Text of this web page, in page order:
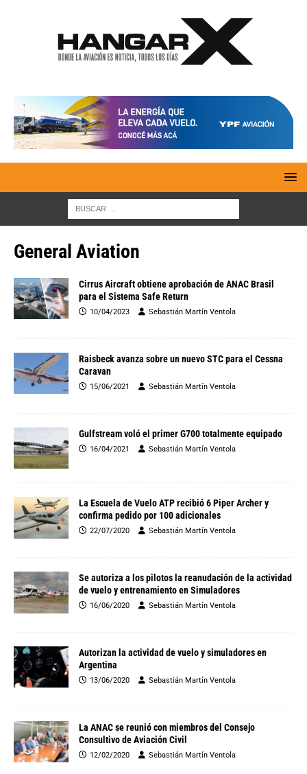
General Aviation
Cirrus Aircraft obtiene aprobación de ANAC Brasil
para el Sistema Safe Return
10/04/2023 Sebastián Martín Ventola
Raisbeck avanza sobre un nuevo STC para el Cessna
Caravan
15/06/2021 Sebastián Martín Ventola
Gulfstream voló el primer G700 totalmente equipado
16/04/2021 Sebastián Martín Ventola
La Escuela de Vuelo ATP recibió 6 Piper Archer y
confirma pedido por 100 adicionales
22/07/2020 Sebastián Martín Ventola
Se autoriza a los pilotos la reanudación de la actividad
de vuelo y entrenamiento en Simuladores
16/06/2020 Sebastián Martín Ventola
Autorizan la actividad de vuelo y simuladores en
Argentina
13/06/2020 Sebastián Martín Ventola
La ANAC se reunió con miembros del Consejo
Consultivo de Aviación Civil
12/02/2020 Sebastián Martín Ventola